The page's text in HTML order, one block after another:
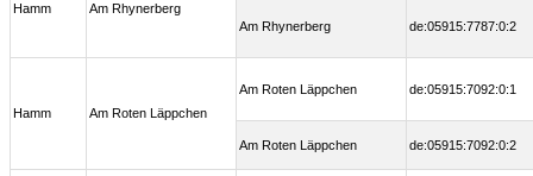
Hamm Am Rhynerberg
Am Rhynerberg de:05915:7787:0:2
Hamm Am Roten Läppchen
Am Roten Läppchen de:05915:7092:0:1
Am Roten Läppchen de:05915:7092:0:2